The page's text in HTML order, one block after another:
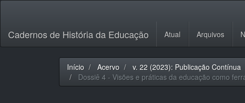
principal
Barra
Cadernos de História da Educação Atual Arquivos
Início Acervo
v. 22 (2023): Publicação Contínua
Dossiê 4 - Visões e práticas da educação como